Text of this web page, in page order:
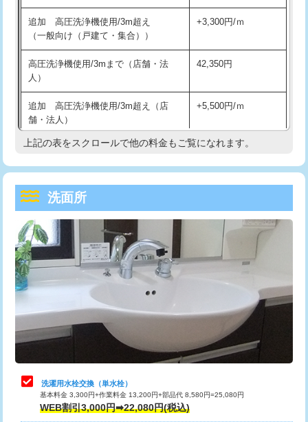
マス交換（土の掘削・埋め戻し作業） 11,000円~
マス交換（深さ50㎝未満）
マス交換（深さ50㎝以上） 66,000円
コンクリート斫り（厚さ10㎝まで） 27,500円
コンクリート斫り（厚さ10㎝超え）
モルタル補修（厚さ10㎝まで） 27,500円
モルタル補修（厚さ10㎝超え） 38,500円
洗面台設置
追加人工 16,500円
廃棄・処分 現場見積
※給水管工事は20mmまでの価格です。
持込商品取付（単水栓） 13,200円
持込商品取付（混合水栓）
持込商品取付（浄水器・分岐水栓） 16,500円
給水管工事※（ホール加工) 16,500円
給水管工事※（バンド止め)
め込み）)
給水管工事※（土の掘削・埋め戻し作
業)
11,000円
給水管工事※（塩ビ管（VP・HI）使
用/3ｍまで)
33,000円
給水管工事※（塩ビ管（VP・HI）使
用（追加）/3ｍ超え)
給水管工事※（ライニング鋼管・銅
管・ポリ管・HT管使用/3ｍまで)
44,000円
給水管工事※（ライニング鋼管・銅
管・ポリ管・HT管使用/3ｍ超え)
+8,800円
追加 高圧洗浄機使用/3m超え
（一般向け（戸建て・集合））
+3,300円/ｍ
高圧洗浄機使用/3mまで（店舗・法
人）
42,350円
追加 高圧洗浄機使用/3m超え（店
舗・法人）
+5,500円/ｍ
高度高圧洗浄換 現地調査
トーラー機使用/3mまで
追加トーラー機使用/3m超え +3,300円
カメラ調査 33,000円
桝清掃
止水・漏水調査・防水処理・清掃・修
理・調整・分解・加工など（軽作業）
11,000円
止水・漏水調査・防水処理・清掃・修
理・調整・分解・加工など（中作業）
22,000円
止水・漏水調査・防水処理・清掃・修
理・調整・分解・加工など（重作業）
33,000円
上記の表をスクロールで他の料金もご覧になれます。
洗面所
洗濯用水栓交換（単水栓）
基本料金 3,300円+作業料金 13,200円+部品代 8,580円=25,080円
WEB割引3,000円➡22,080円(税込)